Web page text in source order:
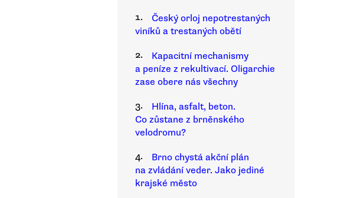
1.
Český orloj nepotrestaných
viníků a trestaných obětí
2.
Kapacitní mechanismy
a peníze z rekultivací. Oligarchie
zase obere nás všechny
3.
Hlína, asfalt, beton.
Co zůstane z brněnského
velodromu?
4.
Brno chystá akční plán
na zvládání veder. Jako jediné
krajské město